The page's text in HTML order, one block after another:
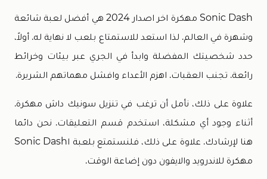
Sonic Dash مهكرة اخر اصدار 2024 هي أفضل لعبة شائعة
وشهرة في العالم. لذا استعد للاستمتاع بلعب لا نهاية له. أولاً،
حدد شخصيتك المفضلة وابدأ في الجري عبر بيئات وخرائط
رائعة. تجنب العقبات. اهزم الأعداء وافشل مهماتهم الشريرة.
علاوة على ذلك، نأمل أن ترغب في تنزيل سونيك داش مهكرة.
أثناء وجود أي مشكلة، استخدم قسم التعليقات. نحن دائما
هنا لإرشادك. علاوة على ذلك، فلنستمتع بلعبة اSonic Dash
مهكرة للاندرويد والايفون دون إضاعة الوقت.